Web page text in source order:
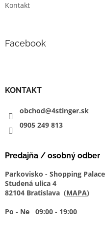
Kontakt
Facebook
KONTAKT
obchod@4stinger.sk
0905 249 813
Predajňa / osobný odber
Parkovisko - Shopping Palace
Studená ulica 4
82104 Bratislava (MAPA)
Po - Ne 09:00 - 19:00